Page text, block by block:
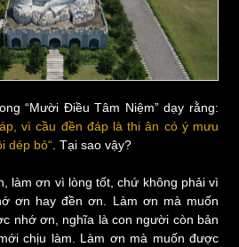
“Mười Điều Tâm Niệm” dạy rằng:
vì cầu đền đáp là thi ân có ý mưu
dép bỏ“. Tại sao vậy?
ơn vì lòng tốt, chứ không phải vì
ơn hay đền ơn. Làm ơn mà muốn
nhớ ơn, nghĩa là con người còn bản
chịu làm. Làm ơn mà muốn được